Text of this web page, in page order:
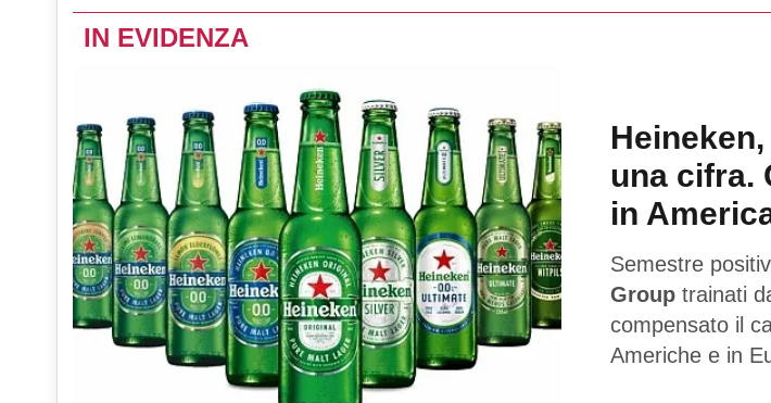
IN EVIDENZA
una cifra.
in
Semestre
Group trainati
compensato il
Americhe e in